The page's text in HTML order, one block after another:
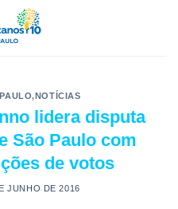
,NOTÍCIAS
lidera disputa
São Paulo com
de votos
JUNHO DE 2016